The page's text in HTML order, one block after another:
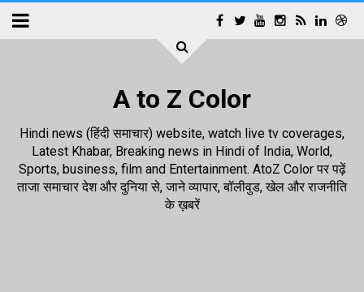
A to Z Color
Hindi news (हिंदी समाचार) website, watch live tv coverages,
Latest Khabar, Breaking news in Hindi of India, World,
Sports, business, film and Entertainment. AtoZ Color पर पढ़ें
ताजा समाचार देश और दुनिया से, जाने व्यापार, बॉलीवुड, खेल और राजनीति
के ख़बरें